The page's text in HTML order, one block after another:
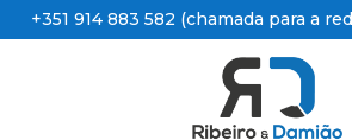
+351 914 883 582 (chamada para a